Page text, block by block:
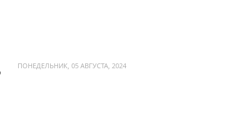
ПОНЕДЕЛЬНИК, 05 АВГУСТА, 2024